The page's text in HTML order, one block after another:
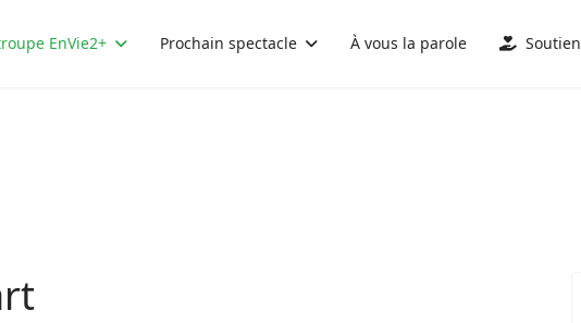
EnVie2+ Prochain spectacle À vous la parole Soutien